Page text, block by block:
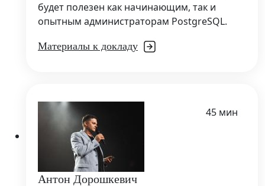
будет полезен как начинающим, так и
опытным администраторам PostgreSQL.
Материалы к докладу
Антон Дорошкевич
45 мин